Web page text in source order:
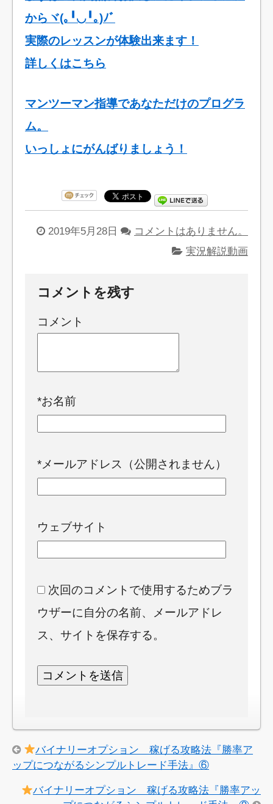
からヾ(｡╹◡╹｡)ﾉﾞ
実際のレッスンが体験出来ます！
詳しくはこちら
マンツーマン指導であなただけのプログラ
ム。
いっしょにがんばりましょう！
2019年5月28日
コメントはありません。
実況解説動画
コメントを残す
コメント
*お名前
*メールアドレス（公開されません）
ウェブサイト
次回のコメントで使用するためブラ
ウザーに自分の名前、メールアドレ
ス、サイトを保存する。
バイナリーオプション 稼げる攻略法『勝率ア
ップにつながるシンプルトレード手法』⑥
バイナリーオプション 稼げる攻略法『勝率アッ